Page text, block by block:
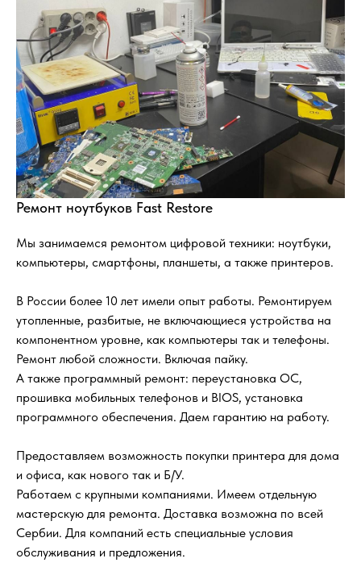
Ремонт ноутбуков Fast Restore
Мы занимаемся ремонтом цифровой техники: ноутбуки,
компьютеры, смартфоны, планшеты, а также принтеров.
В России более 10 лет имели опыт работы. Ремонтируем
утопленные, разбитые, не включающиеся устройства на
компонентном уровне, как компьютеры так и телефоны.
Ремонт любой сложности. Включая пайку.
А также программный ремонт: переустановка ОС,
прошивка мобильных телефонов и BIOS, установка
программного обеспечения. Даем гарантию на работу.
Предоставляем возможность покупки принтера для дома
и офиса, как нового так и Б/У.
Работаем с крупными компаниями. Имеем отдельную
мастерскую для ремонта. Доставка возможна по всей
Сербии. Для компаний есть специальные условия
обслуживания и предложения.